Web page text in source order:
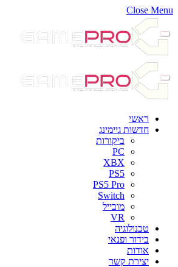
Close Menu
ראשי
חדשות גיימינג
ביקורות
PC
XBX
PS5
PS5 Pro
Switch
מובייל
VR
טכנולוגיה
בידור ופנאי
אודות
יצירת קשר